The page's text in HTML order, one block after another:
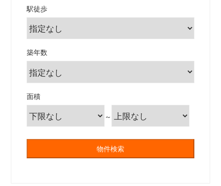
駅徒歩
築年数
面積
～